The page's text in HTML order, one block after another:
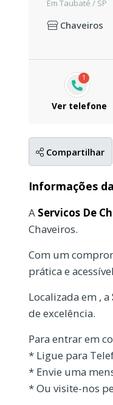
Em Taubaté / SP
Chaveiros
1
Ver telefone
Compartilhar
Informações
A Servicos De
Chaveiros.
Com um
prática e
Localizada em , a
de excelência.
Para entrar em
* Ligue para
* Envie uma
* Ou visite-nos